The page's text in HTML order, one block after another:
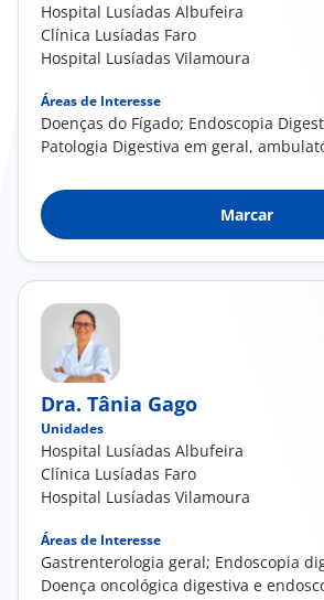
Hospital Lusíadas Albufeira
Clínica Lusíadas Faro
Hospital Lusíadas Vilamoura
Áreas de Interesse
Doenças do Fígado; Endoscopia
Patologia Digestiva em geral,
Marcar
Dra. Tânia Gago
Unidades
Hospital Lusíadas Albufeira
Clínica Lusíadas Faro
Hospital Lusíadas Vilamoura
Áreas de Interesse
Gastrenterologia geral; Endoscopia
Doença oncológica digestiva e